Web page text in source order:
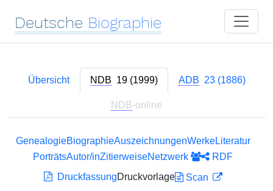
Deutsche Biographie
Übersicht NDB 19 (1999) ADB 23 (1886)
NDB-online
GenealogieBiographieAuszeichnungenWerkeLiteratur
PorträtsAutor/inZitierweiseNetzwerk
RDF
DruckfassungDruckvorlage
Scan